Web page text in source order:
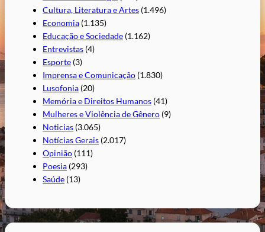
Cultura, Literatura e Artes (1.496)
Economia (1.135)
Educação e Sociedade (1.162)
Entrevistas (4)
Esporte (3)
Imprensa e Comunicação (1.830)
Lusofonia (20)
Memória e Direitos Humanos (41)
Mulheres e Violência de Gênero (9)
Noticias (3.065)
Notícias Gerais (2.017)
Opinião (111)
Poesia (293)
Saúde (13)